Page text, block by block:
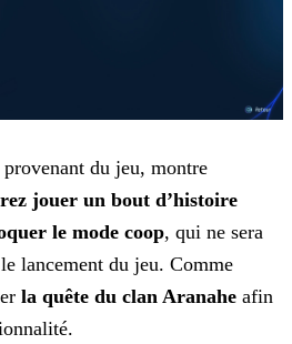
du jeu, montre
jouer un bout d’histoire
le mode coop, qui ne sera
le lancement du jeu. Comme
la quête du clan Aranahe afin